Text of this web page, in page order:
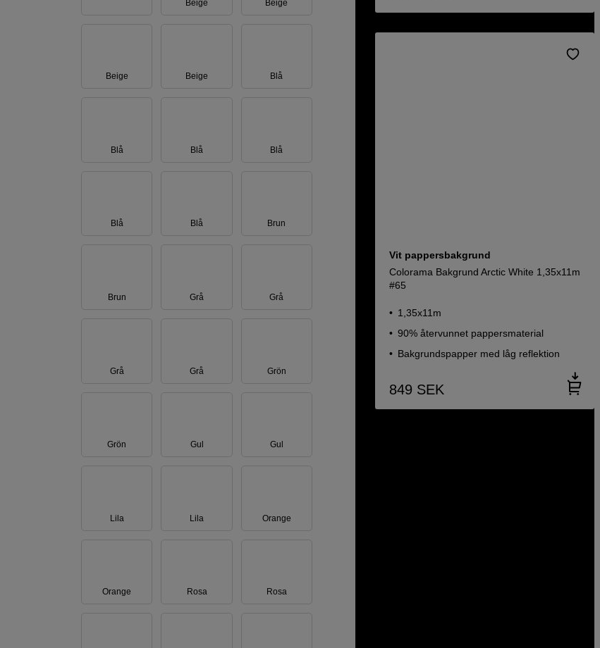
Beige Beige
Beige Beige Blå
Blå Blå Blå
Blå Blå Brun
Brun Grå Grå
Grå Grå Grön
Grön Gul Gul
Lila Lila Orange
Orange Rosa Rosa
Vit pappersbakgrund
Colorama Bakgrund Arctic White 1,35x11m
#65
1,35x11m
90% återvunnet pappersmaterial
Bakgrundspapper med låg reflektion
849 SEK